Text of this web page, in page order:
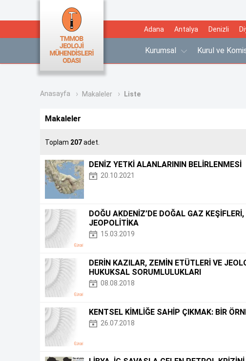
Adana Antalya Denizli
Kurumsal Kurul ve
Anasayfa Makaleler Liste
Makaleler
Toplam 207adet.
DENİZ YETKİ ALANLARININ BELİRLENMESİ
20.10.2021
DOĞU AKDENİZ’DE DOĞAL GAZ
JEOPOLİTİKA
15.03.2019
DERİN KAZILAR, ZEMİN ETÜTLERİ VE
HUKUKSAL SORUMLULUKLARI
08.08.2018
KENTSEL KİMLİĞE SAHİP ÇIKMAK: BİR
26.07.2018